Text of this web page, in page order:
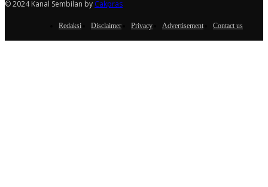
© 2024 Kanal Sembilan by Cakpras
Redaksi Disclaimer Privacy Advertisement Contact us